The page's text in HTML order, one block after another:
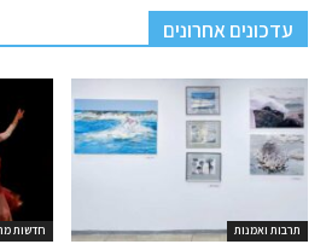
עדכונים אחרונים
חדשות תרבות ואמנות